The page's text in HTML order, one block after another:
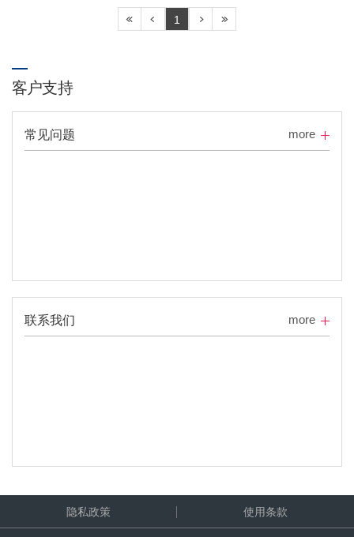
1
客户支持
常见问题 more
联系我们 more
隐私政策 使用条款